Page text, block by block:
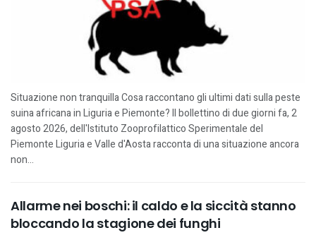
Situazione non tranquilla Cosa raccontano gli ultimi dati sulla peste
suina africana in Liguria e Piemonte? Il bollettino di due giorni fa, 2
agosto 2026, dell'Istituto Zooprofilattico Sperimentale del
Piemonte Liguria e Valle d'Aosta racconta di una situazione ancora
non...
Allarme nei boschi: il caldo e la siccità stanno
bloccando la stagione dei funghi